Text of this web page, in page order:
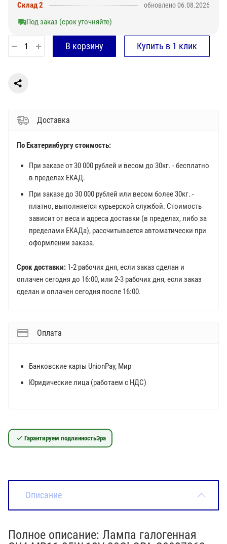
Склад 2 обновлено 06.08.2026
Под заказ (срок уточняйте)
Доставка
По Екатеринбургу стоимость:
При заказе от 30 000 рублей и весом до 30кг. - бесплатно
в пределах ЕКАД.
При заказе до 30 000 рублей или весом более 30кг. -
платно, выполняется курьерской службой. Стоимость
зависит от веса и адреса доставки (в пределах, либо за
пределами ЕКАДа), рассчитывается автоматически при
оформлении заказа.
Срок доставки: 1-2 рабочих дня, если заказ сделан и
оплачен сегодня до 16:00, или 2-3 рабочих дня, если заказ
сделан и оплачен сегодня после 16:00.
Оплата
Банковские карты UnionPay, Мир
Юридические лица (работаем с НДС)
Гарантируем подлинностьЭра
Описание
Полное описание: Лампа галогенная